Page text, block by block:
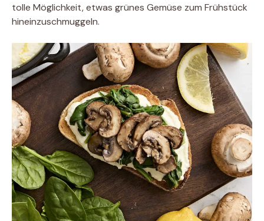
tolle Möglichkeit, etwas grünes Gemüse zum Frühstück
hineinzuschmuggeln.